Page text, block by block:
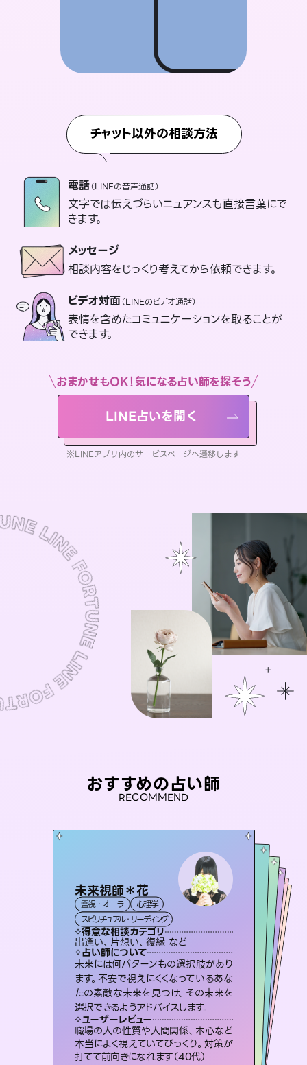
チャット以外の相談方法
電話（LINEの音声通話）
文字では伝えづらいニュアンスも直接言葉にで
きます。
メッセージ
相談内容をじっくり考えてから依頼できます。
ビデオ対面（LINEのビデオ通話）
表情を含めたコミュニケーションを取ることが
できます。
おまかせもOK！気になる占い師を探そう
LINE占いを開く
※LINEアプリ内のサービスページへ遷移します
おすすめの占い師
RECOMMEND
未来視師＊花
霊視・オーラ
心理学
スピリチュアル・リーディング
得意な相談カテゴリ
出逢い、片想い、復縁 など
占い師について
未来には何パターンもの選択肢があり
ます。不安で視えにくくなっているあな
たの素敵な未来を見つけ、その未来を
選択できるようアドバイスします。
ユーザーレビュー
職場の人の性質や人間関係、本心など
本当によく視えていてびっくり。対策が
打てて前向きになれます（40代）
彗望（すいぼう）
霊視・オーラ 透視
スピリチュアル・リーディング
得意な相談カテゴリ
片想い、あの人の気持ち、復縁 など
占い師について
3,700年以上の歴史を持つ東洋最古の
占術「易占」で詳細まで占い、幸せへ向
かう道筋を示します。厳しい結果にも具
体的な対策をお伝えします。
ユーザーレビュー
複雑な背景もしっかり聞いて鑑定して
いただけました。気持ちが楽になりまし
た（50代 女性）
セラピスト理恵
霊視・オーラ
スピリチュアル・リーディング
得意な相談カテゴリ
片想い、二人の未来、年の差 など
占い師について
連絡再開、復縁、成就などの報告実績
多数。セラピストとして2万超の施術経
験があるからこそできる鑑定で、より良
い未来をサポートします。
ユーザーレビュー
とても心温まる鑑定でした。しかもこち
らは何も言っていないのに視えていらっ
しゃるんだなと驚きです（30代女性）
アイリス -iris-
西洋占星術
ルーン
得意な相談カテゴリ
恋愛総合、片想い、二人の未来 など
占い師について
復縁、恋愛、不倫の行方、同性愛や片思い、仕事関係や借金問題まで知りたいことや心の負担になっていることを紐解き、背中をそっと押して導きます。
ユーザーレビュー
安心感のあり、言い切ってくれる所や濁
さない鑑定のおかげで、毎回自分の気
持ちを整えられます（30代 男性）
桃源珠羽
霊視・オーラ
スピリチュアル・リーディング
得意な相談カテゴリ
片想い、あの人の気持ち、復縁 など
占い師について
恋愛のお悩みの中でも特に「曖昧な関
係」の相談を得意としており、友達以上
恋人未満なお相手との今後や本音を丁
寧に読み解き恋愛成就へと導きます。
ユーザーレビュー
鑑定していただいてアドバイス通りに行
動すると仲が復活してきました。ありが
とうございました（40代 女性）
おう 霊感オラクル
霊視・オーラ
オラクルカード
得意な相談カテゴリ
恋愛総合、あの人の気持ち など
占い師について
霊視×オラクルカードを使って「今」と
「未来」そして「気になるあの人の気持
ち」まで丁寧に読み解き、恋や人生のヒ
ントを優しく引き出します。
ユーザーレビュー
不安な気持ちが嘘みたいに晴れまし
た…！よく視えていらっしゃるんだなと
感じました（40代 女性）